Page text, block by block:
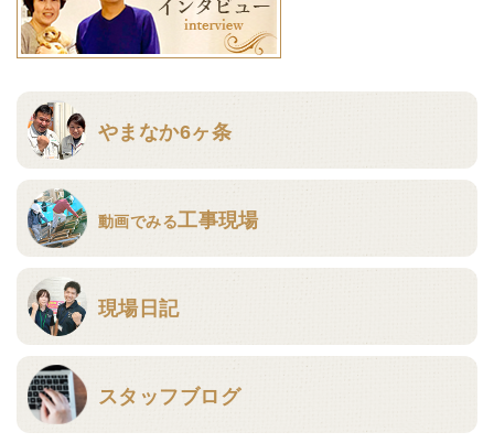
やまなか6ヶ条
動画でみる工事現場
現場日記
スタッフブログ